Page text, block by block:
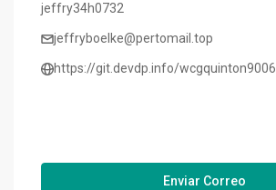
jeffry34h0732
jeffryboelke@pertomail.top
https://git.devdp.info/wcgquinton9006
Enviar Correo